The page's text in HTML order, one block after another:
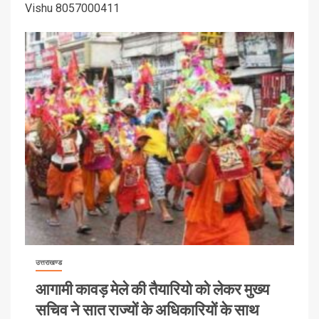
Vishu 8057000411
उत्तराखण्ड
आगामी कावड़ मेले की तैयारियो को लेकर मुख्य
सचिव ने सात राज्यों के अधिकारियों के साथ